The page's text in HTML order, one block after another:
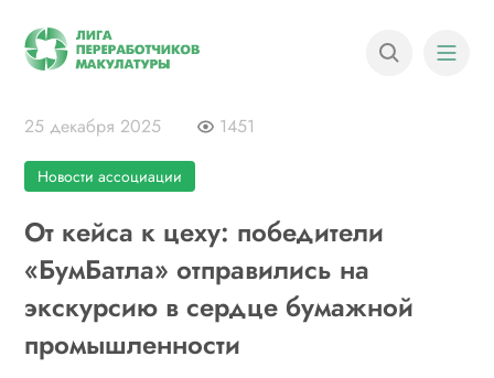
25 декабря 2025 1451
Новости ассоциации
От кейса к цеху: победители
«БумБатла» отправились на
экскурсию в сердце бумажной
промышленности